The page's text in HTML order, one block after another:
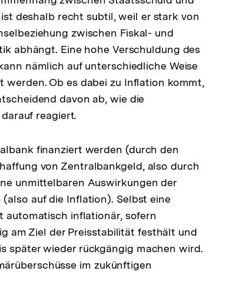
deshalb recht subtil, weil er stark von
zwischen Fiskal- und
abhängt. Eine hohe Verschuldung des
nämlich auf unterschiedliche Weise
werden. Ob es dabei zu Inflation kommt,
davon ab, wie die
reagiert.
finanziert werden (durch den
von Zentralbankgeld, also durch
unmittelbaren Auswirkungen der
auf die Inflation). Selbst eine
automatisch inflationär, sofern
am Ziel der Preisstabilität festhält und
später wieder rückgängig machen wird.
im zukünftigen